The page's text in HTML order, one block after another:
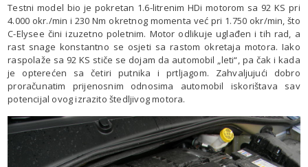
Testni model bio je pokretan 1.6-litrenim HDi motorom sa 92 KS pri
4.000 okr./min i 230 Nm okretnog momenta već pri 1.750 okr/min, što
C-Elysee čini izuzetno poletnim. Motor odlikuje uglađen i tih rad, a
rast snage konstantno se osjeti sa rastom okretaja motora. Iako
raspolaže sa 92 KS stiče se dojam da automobil „leti“, pa čak i kada
je opterećen sa četiri putnika i prtljagom. Zahvaljujući dobro
proračunatim prijenosnim odnosima automobil iskorištava sav
potencijal ovog izrazito štedljivog motora.